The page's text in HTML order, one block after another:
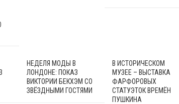
НЕДЕЛЯ МОДЫ В
ЛОНДОНЕ: ПОКАЗ
ВИКТОРИИ БЕКХЭМ СО
ЗВЁЗДНЫМИ ГОСТЯМИ
В ИСТОРИЧЕСКОМ
МУЗЕЕ – ВЫСТАВКА
ФАРФОРОВЫХ
СТАТУЭТОК ВРЕМЁН
ПУШКИНА